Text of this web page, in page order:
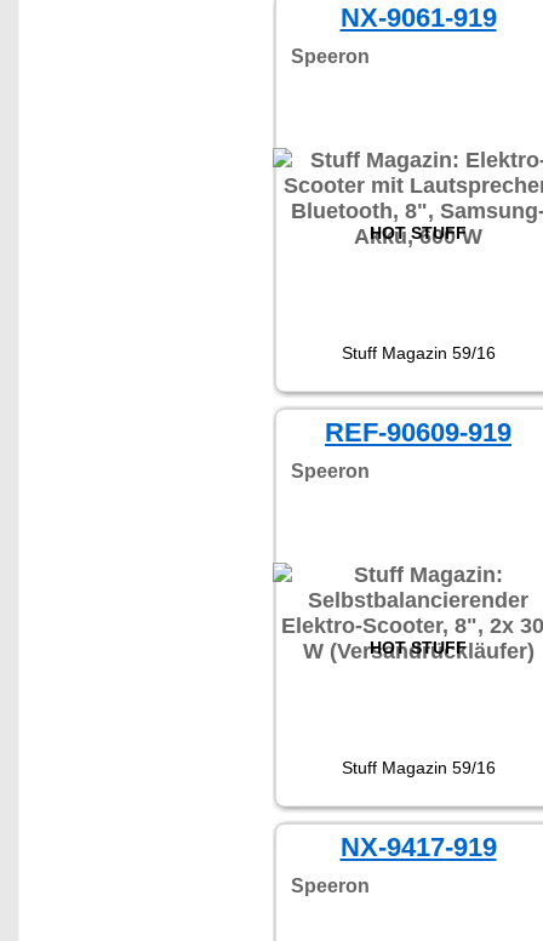
NX-9061-919
Speeron
HOT STUFF
Stuff Magazin 59/16
REF-90609-919
Speeron
HOT STUFF
Stuff Magazin 59/16
NX-9417-919
Speeron